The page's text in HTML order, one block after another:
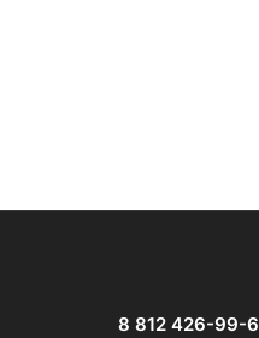
8 812 426-99-